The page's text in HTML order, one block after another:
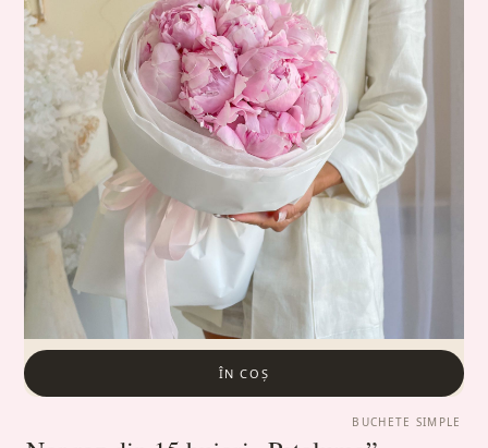
ÎN COȘ
BUCHETE SIMPLE